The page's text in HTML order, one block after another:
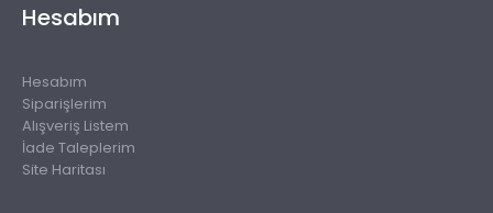
Hesabım
Hesabım
Siparişlerim
Alışveriş Listem
İade Taleplerim
Site Haritası